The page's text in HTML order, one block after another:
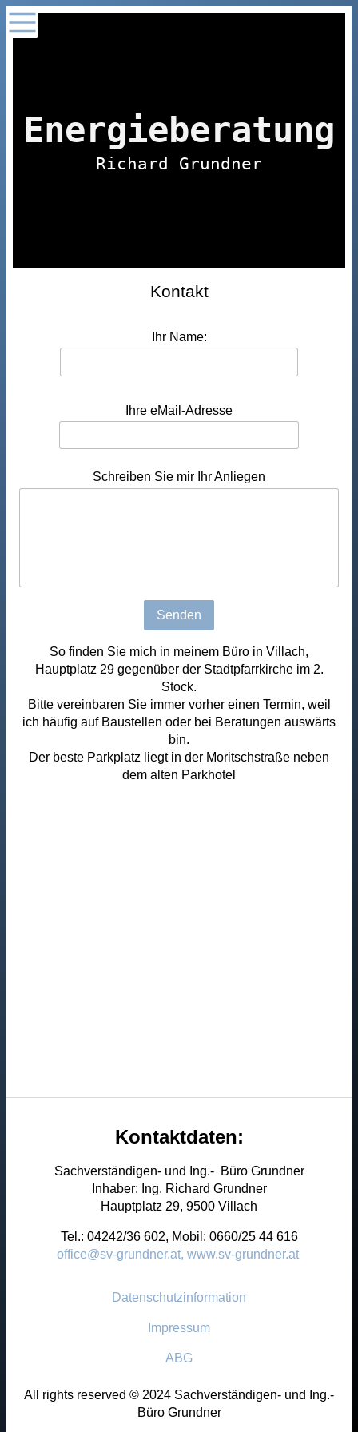
Energieberatung
Richard Grundner
Kontakt
Ihr Name:
Ihre eMail-Adresse
Schreiben Sie mir Ihr Anliegen
Senden
So finden Sie mich in meinem Büro in Villach,
Hauptplatz 29 gegenüber der Stadtpfarrkirche im 2.
Stock.
Bitte vereinbaren Sie immer vorher einen Termin, weil
ich häufig auf Baustellen oder bei Beratungen auswärts
bin.
Der beste Parkplatz liegt in der Moritschstraße neben
dem alten Parkhotel
Kontaktdaten:
Sachverständigen- und Ing.- Büro Grundner
Inhaber: Ing. Richard Grundner
Hauptplatz 29, 9500 Villach
Tel.: 04242/36 602, Mobil: 0660/25 44 616
office@sv-grundner.at, www.sv-grundner.at
Datenschutzinformation
Impressum
ABG
All rights reserved © 2024 Sachverständigen- und Ing.-
Büro Grundner